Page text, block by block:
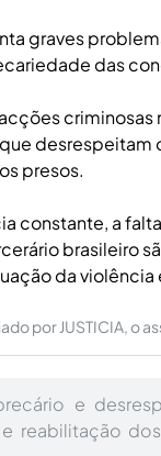
graves
das
criminosas
desrespeitam
presos.
constante, a
brasileiro
da violência
por JUSTICIA, o
e
reabilitação